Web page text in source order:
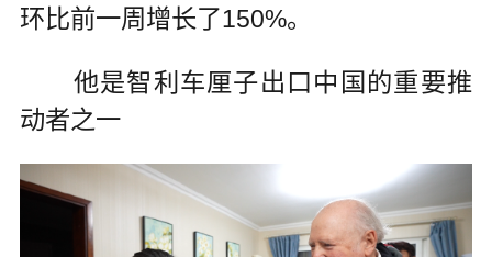
环比前一周增长了150%。
他是智利车厘子出口中国的重要推
动者之一